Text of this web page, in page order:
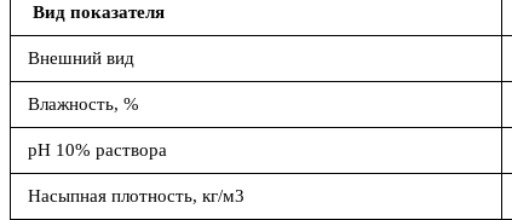
Вид показателя
Внешний вид
Влажность, %
рН 10% раствора
Насыпная плотность, кг/м3